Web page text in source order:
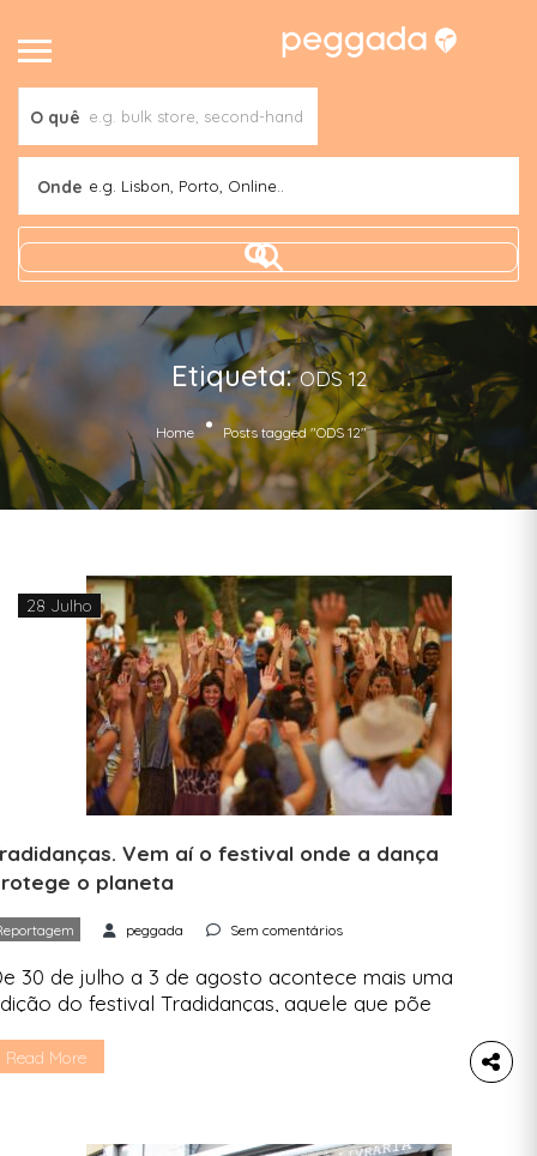
O quê
Onde e.g. Lisbon, Porto, Online..
Etiqueta:ODS 12
Home Posts tagged "ODS 12"
28 Julho
Vem aí o festival onde a dança
o planeta
peggada Sem comentários
30 de julho a 3 de agosto acontece mais uma
do festival Tradidanças, aquele que põe
quatro dias. Além da dança, tem natureza,
Read More